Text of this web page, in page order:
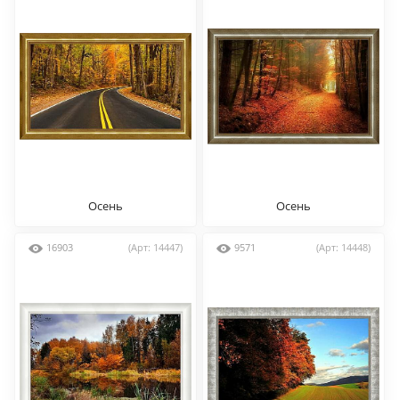
Осень Осень
16903 (Арт: 14447) 9571 (Арт: 14448)